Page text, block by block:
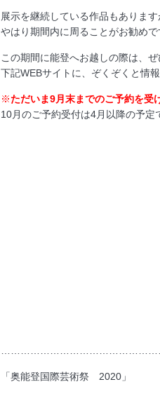
展示を継続している作品もありま
やはり期間内に周ることがお勧めで
この期間に能登へお越しの際は、
下記WEBサイトに、ぞくぞくと情
※ただいま9月末までのご予約を受
10月のご予約受付は4月以降の予
「奥能登国際芸術祭 2020」